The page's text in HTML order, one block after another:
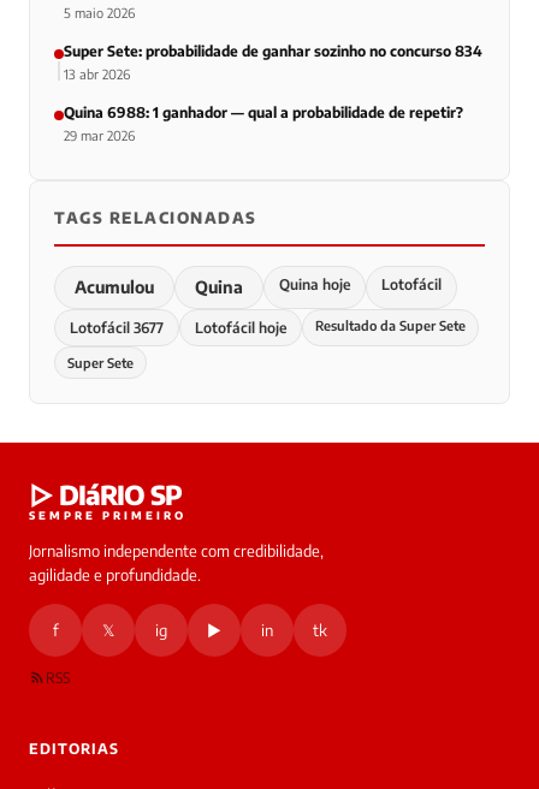
5 maio 2026
Super Sete: probabilidade de ganhar sozinho no concurso 834
13 abr 2026
Quina 6988: 1 ganhador — qual a probabilidade de repetir?
29 mar 2026
TAGS RELACIONADAS
Acumulou Quina Quina hoje Lotofácil
Lotofácil 3677 Lotofácil hoje Resultado da Super Sete
Super Sete
▷ DIáRIO SP
SEMPRE PRIMEIRO
Jornalismo independente com credibilidade,
agilidade e profundidade.
f 𝕏 ig ▶ in tk
RSS
EDITORIAS